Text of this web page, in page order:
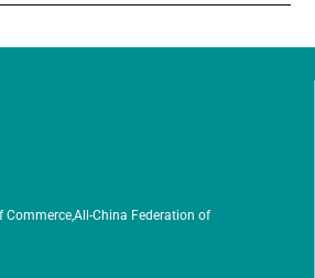
Commerce,All-China Federation of